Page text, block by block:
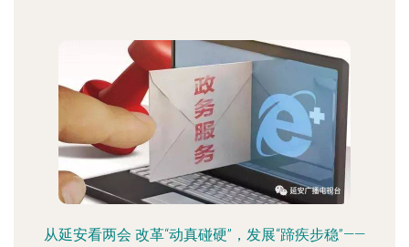
从延安看两会 改革“动真碰硬”，发展“蹄疾步稳”——